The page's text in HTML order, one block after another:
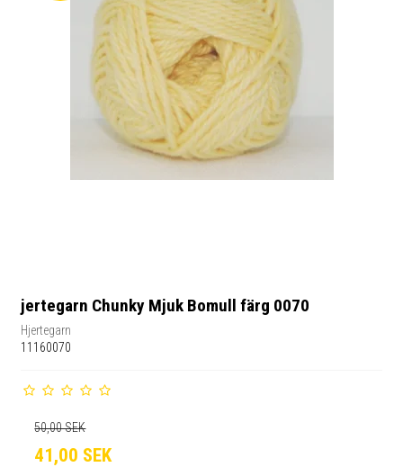
jertegarn Chunky Mjuk Bomull färg 0070
Hjertegarn
11160070
50,00 SEK
41,00 SEK